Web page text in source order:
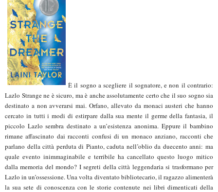
È il sogno a scegliere il sognatore, e non il contrario:
Lazlo Strange ne è sicuro, ma è anche assolutamente certo che il suo sogno sia
destinato a non avverarsi mai. Orfano, allevato da monaci austeri che hanno
cercato in tutti i modi di estirpare dalla sua mente il germe della fantasia, il
piccolo Lazlo sembra destinato a un’esistenza anonima. Eppure il bambino
rimane affascinato dai racconti confusi di un monaco anziano, racconti che
parlano della città perduta di Pianto, caduta nell’oblio da duecento anni: ma
quale evento inimmaginabile e terribile ha cancellato questo luogo mitico
dalla memoria del mondo? I segreti della città leggendaria si trasformano per
Lazlo in un’ossessione. Una volta diventato bibliotecario, il ragazzo alimenterà
la sua sete di conoscenza con le storie contenute nei libri dimenticati della